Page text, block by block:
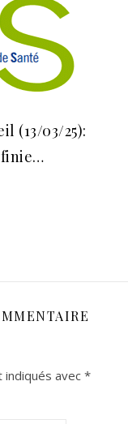
(13/03/25):
indiqués avec*